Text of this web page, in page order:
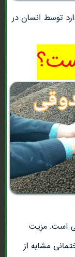
توسط انسان در
است. مزیت
مشابه از